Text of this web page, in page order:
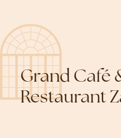
Grand Café
Restaurant